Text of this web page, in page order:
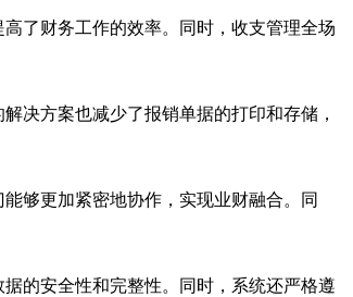
了财务工作的效率。同时，收支管理全场
决方案也减少了报销单据的打印和存储，
够更加紧密地协作，实现业财融合。同
的安全性和完整性。同时，系统还严格遵